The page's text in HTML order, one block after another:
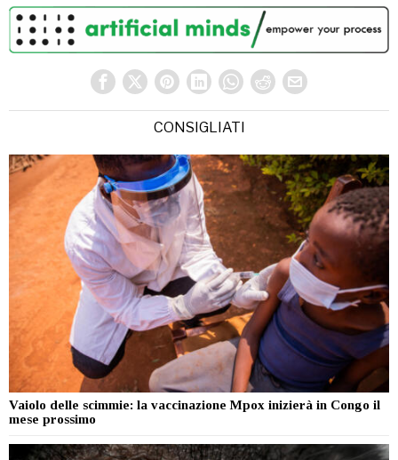
CONSIGLIATI
Vaiolo delle scimmie: la vaccinazione Mpox inizierà in Congo il
mese prossimo